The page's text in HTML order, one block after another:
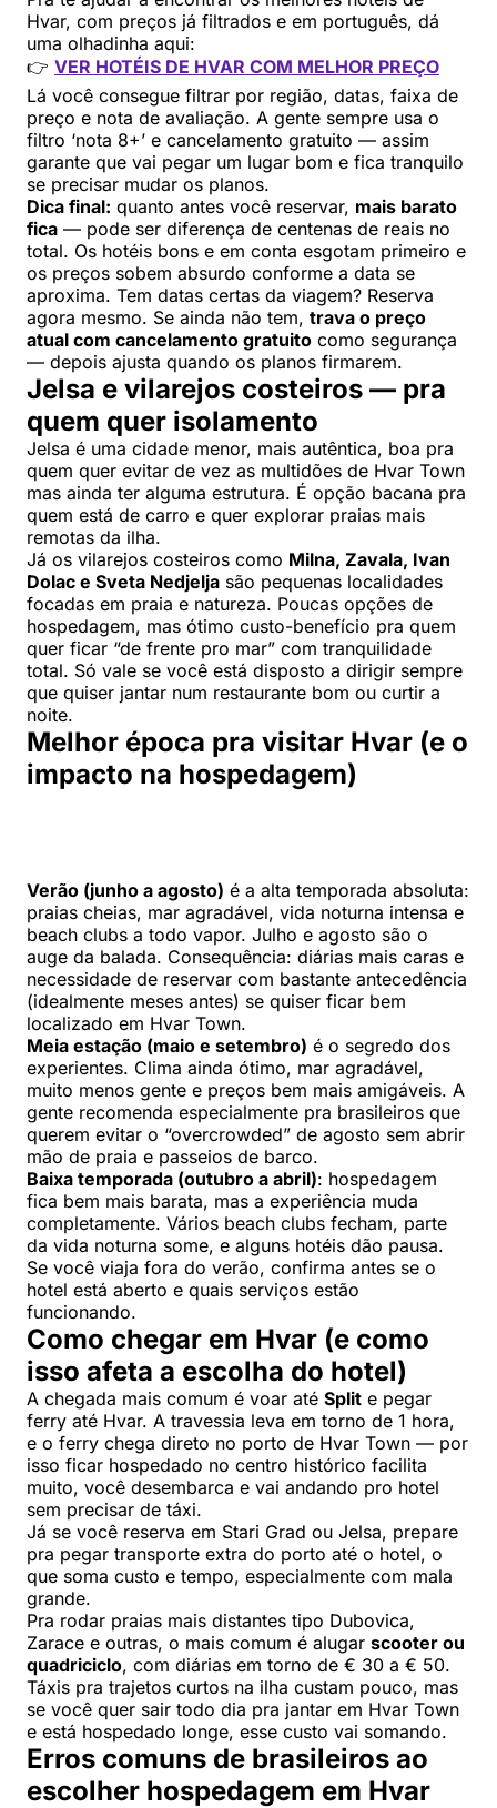
Hvar, com preços já filtrados e em português, dá
uma olhadinha aqui:
👉 VER HOTÉIS DE HVAR COM MELHOR PREÇO
Lá você consegue filtrar por região, datas, faixa de
preço e nota de avaliação. A gente sempre usa o
filtro ‘nota 8+’ e cancelamento gratuito — assim
garante que vai pegar um lugar bom e fica tranquilo
se precisar mudar os planos.
Dica final: quanto antes você reservar, mais barato
fica — pode ser diferença de centenas de reais no
total. Os hotéis bons e em conta esgotam primeiro e
os preços sobem absurdo conforme a data se
aproxima. Tem datas certas da viagem? Reserva
agora mesmo. Se ainda não tem, trava o preço
atual com cancelamento gratuito como segurança
— depois ajusta quando os planos firmarem.
Jelsa e vilarejos costeiros — pra
quem quer isolamento
Jelsa é uma cidade menor, mais autêntica, boa pra
quem quer evitar de vez as multidões de Hvar Town
mas ainda ter alguma estrutura. É opção bacana pra
quem está de carro e quer explorar praias mais
remotas da ilha.
Já os vilarejos costeiros como Milna, Zavala, Ivan
Dolac e Sveta Nedjelja são pequenas localidades
focadas em praia e natureza. Poucas opções de
hospedagem, mas ótimo custo-benefício pra quem
quer ficar “de frente pro mar” com tranquilidade
total. Só vale se você está disposto a dirigir sempre
que quiser jantar num restaurante bom ou curtir a
noite.
Melhor época pra visitar Hvar (e o
impacto na hospedagem)
Verão (junho a agosto) é a alta temporada absoluta:
praias cheias, mar agradável, vida noturna intensa e
beach clubs a todo vapor. Julho e agosto são o
auge da balada. Consequência: diárias mais caras e
necessidade de reservar com bastante antecedência
(idealmente meses antes) se quiser ficar bem
localizado em Hvar Town.
Meia estação (maio e setembro) é o segredo dos
experientes. Clima ainda ótimo, mar agradável,
muito menos gente e preços bem mais amigáveis. A
gente recomenda especialmente pra brasileiros que
querem evitar o “overcrowded” de agosto sem abrir
mão de praia e passeios de barco.
Baixa temporada (outubro a abril): hospedagem
fica bem mais barata, mas a experiência muda
completamente. Vários beach clubs fecham, parte
da vida noturna some, e alguns hotéis dão pausa.
Se você viaja fora do verão, confirma antes se o
hotel está aberto e quais serviços estão
funcionando.
Como chegar em Hvar (e como
isso afeta a escolha do hotel)
A chegada mais comum é voar até Split e pegar
ferry até Hvar. A travessia leva em torno de 1 hora,
e o ferry chega direto no porto de Hvar Town — por
isso ficar hospedado no centro histórico facilita
muito, você desembarca e vai andando pro hotel
sem precisar de táxi.
Já se você reserva em Stari Grad ou Jelsa, prepare
pra pegar transporte extra do porto até o hotel, o
que soma custo e tempo, especialmente com mala
grande.
Pra rodar praias mais distantes tipo Dubovica,
Zarace e outras, o mais comum é alugar scooter ou
quadriciclo, com diárias em torno de € 30 a € 50.
Táxis pra trajetos curtos na ilha custam pouco, mas
se você quer sair todo dia pra jantar em Hvar Town
e está hospedado longe, esse custo vai somando.
Erros comuns de brasileiros ao
escolher hospedagem em Hvar